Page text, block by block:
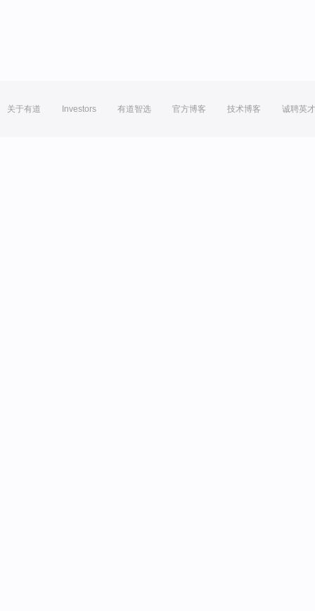
关于有道 Investors 有道智选 官方博客 技术博客 诚聘英才